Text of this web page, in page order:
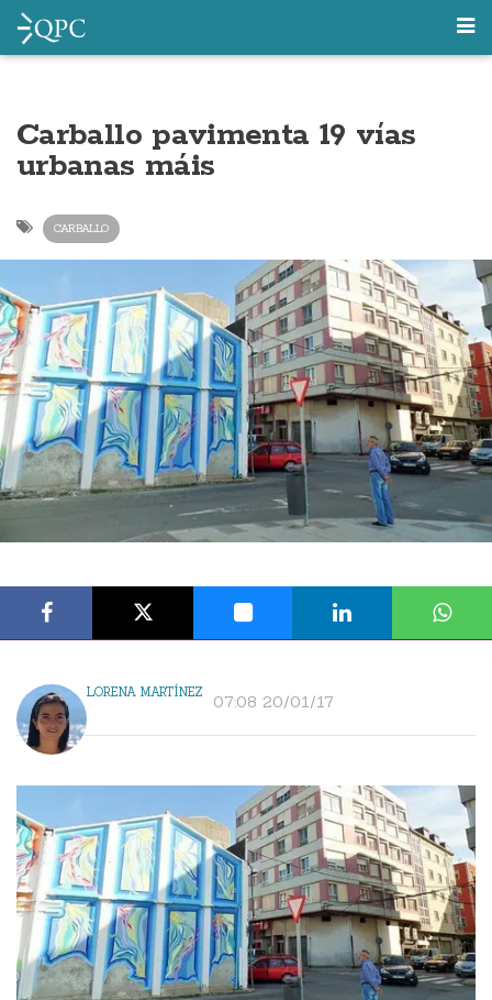
Carballo pavimenta 19 vías
urbanas máis
CARBALLO
LORENA MARTÍNEZ 07:08 20/01/17